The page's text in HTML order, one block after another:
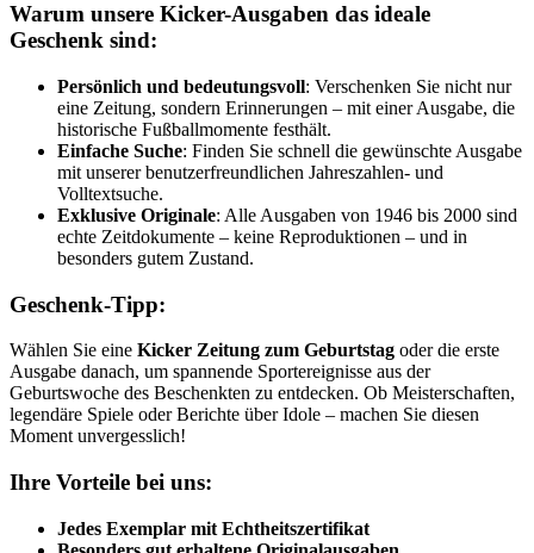
Warum unsere Kicker-Ausgaben das ideale
Geschenk sind:
Persönlich und bedeutungsvoll: Verschenken Sie nicht nur
eine Zeitung, sondern Erinnerungen – mit einer Ausgabe, die
historische Fußballmomente festhält.
Einfache Suche: Finden Sie schnell die gewünschte Ausgabe
mit unserer benutzerfreundlichen Jahreszahlen- und
Volltextsuche.
Exklusive Originale: Alle Ausgaben von 1946 bis 2000 sind
echte Zeitdokumente – keine Reproduktionen – und in
besonders gutem Zustand.
Geschenk-Tipp:
Wählen Sie eine Kicker Zeitung zum Geburtstag oder die erste
Ausgabe danach, um spannende Sportereignisse aus der
Geburtswoche des Beschenkten zu entdecken. Ob Meisterschaften,
legendäre Spiele oder Berichte über Idole – machen Sie diesen
Moment unvergesslich!
Ihre Vorteile bei uns:
Jedes Exemplar mit Echtheitszertifikat